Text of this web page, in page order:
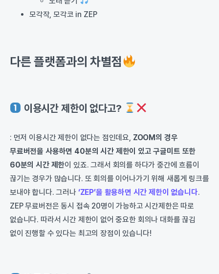
모각작, 모각코 in ZEP
다른 플랫폼과의 차별점
이용시간 제한이 없다고?
: 먼저 이용시간 제한이 없다는 점인데요, ZOOM의 경우
무료버전을 사용하면 40분의 시간 제한이 있고 구글미트 또한
60분의 시간 제한이 있죠. 그래서 회의를 하다가 중간에 흐름이
끊기는 경우가 많습니다. 또 회의를 이어나가기 위해 새롭게 링크를
보내야 합니다. 그러나‘ZEP’을 활용하면 시간 제한이 없습니다.
ZEP 무료버전은 동시 접속 20명이 가능하고 시간제한은 따로
없습니다. 따라서 시간 제한이 없어 중요한 회의나 대화를 끊김
없이 진행할 수 있다는 최고의 장점이 있습니다!